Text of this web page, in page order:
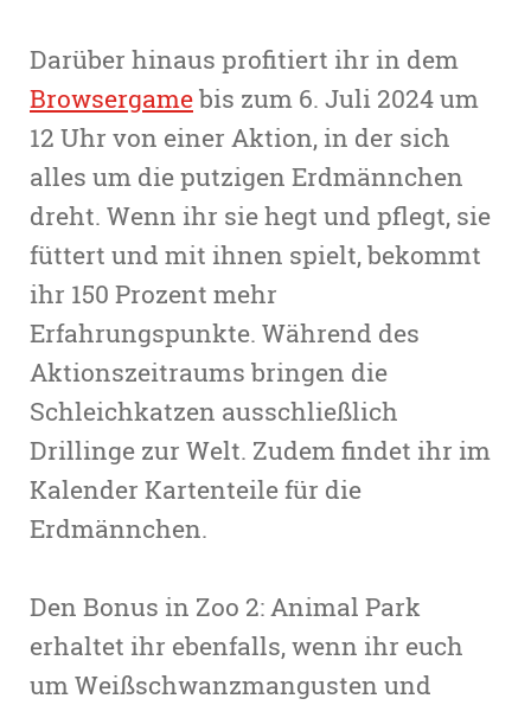
Darüber hinaus profitiert ihr in dem
Browsergamebis zum 6. Juli 2024 um
12 Uhr von einer Aktion, in der sich
alles um die putzigen Erdmännchen
dreht. Wenn ihr sie hegt und pflegt, sie
füttert und mit ihnen spielt, bekommt
ihr 150 Prozent mehr
Erfahrungspunkte. Während des
Aktionszeitraums bringen die
Schleichkatzen ausschließlich
Drillinge zur Welt. Zudem findet ihr im
Kalender Kartenteile für die
Erdmännchen.
Den Bonus in Zoo 2: Animal Park
erhaltet ihr ebenfalls, wenn ihr euch
um Weißschwanzmangusten und